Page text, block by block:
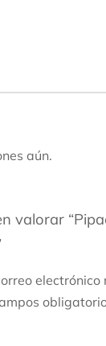
aún.
valorar
electrónico